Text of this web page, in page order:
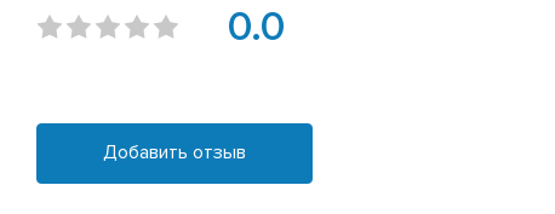
0.0
Добавить отзыв